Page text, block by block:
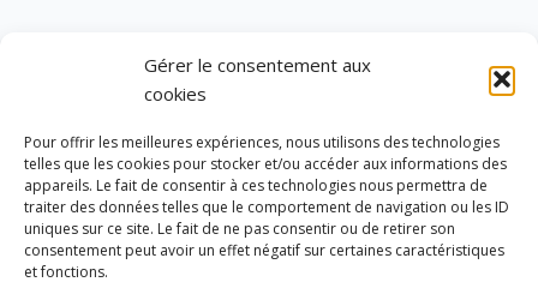
Gérer le consentement aux
cookies
Pour offrir les meilleures expériences, nous utilisons des technologies
telles que les cookies pour stocker et/ou accéder aux informations des
appareils. Le fait de consentir à ces technologies nous permettra de
traiter des données telles que le comportement de navigation ou les ID
uniques sur ce site. Le fait de ne pas consentir ou de retirer son
consentement peut avoir un effet négatif sur certaines caractéristiques
et fonctions.
Marine BRENIER députée des Alpes-
Maritimes
Mansour KAMARDINE député de
Mayotte